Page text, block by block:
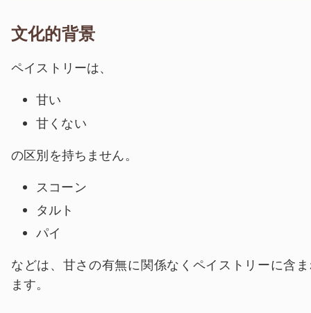
文化的背景
ペイストリーは、
甘い
甘くない
の区別を持ちません。
スコーン
タルト
パイ
などは、甘さの有無に関係なくペイストリーに含
ます。